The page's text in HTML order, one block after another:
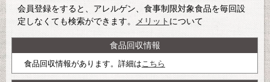
会員登録をすると、アレルゲン、食事制限対象食品を毎回設
定しなくても検索ができます。
メリット について
食品回収情報
食品回収情報があります。詳細はこちら